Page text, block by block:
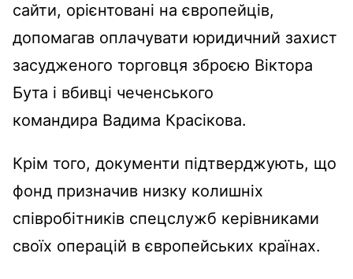
сайти, орієнтовані на європейців,
допомагав оплачувати юридичний захист
засудженого торговця зброєю Віктора
Бута і вбивці чеченського
командира Вадима Красікова.
Крім того, документи підтверджують, що
фонд призначив низку колишніх
співробітників спецслужб керівниками
своїх операцій в європейських країнах.